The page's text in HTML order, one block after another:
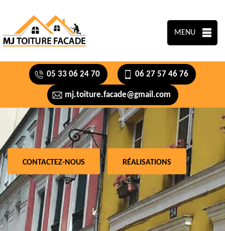
MENU
05 33 06 24 70 06 27 57 46 76
mj.toiture.facade@gmail.com
CONTACTEZ-NOUS RÉALISATIONS